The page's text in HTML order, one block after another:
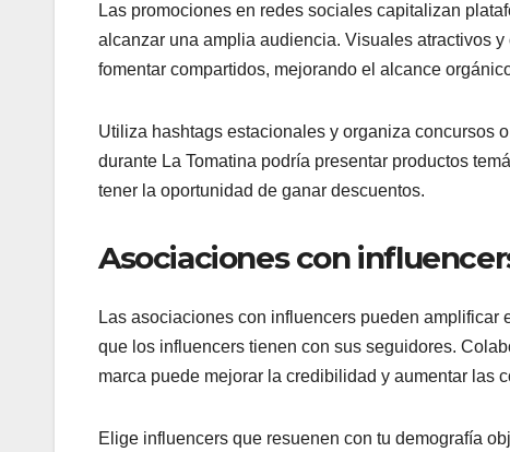
Las promociones en redes sociales capitalizan
alcanzar una amplia audiencia. Visuales atractivos
fomentar compartidos, mejorando el alcance
Utiliza hashtags estacionales y organiza concursos
durante La Tomatina podría presentar productos
tener la oportunidad de ganar descuentos.
Asociaciones con
Las asociaciones con influencers pueden
que los influencers tienen con sus seguidores.
marca puede mejorar la credibilidad y aumentar las
Elige influencers que resuenen con tu demografía